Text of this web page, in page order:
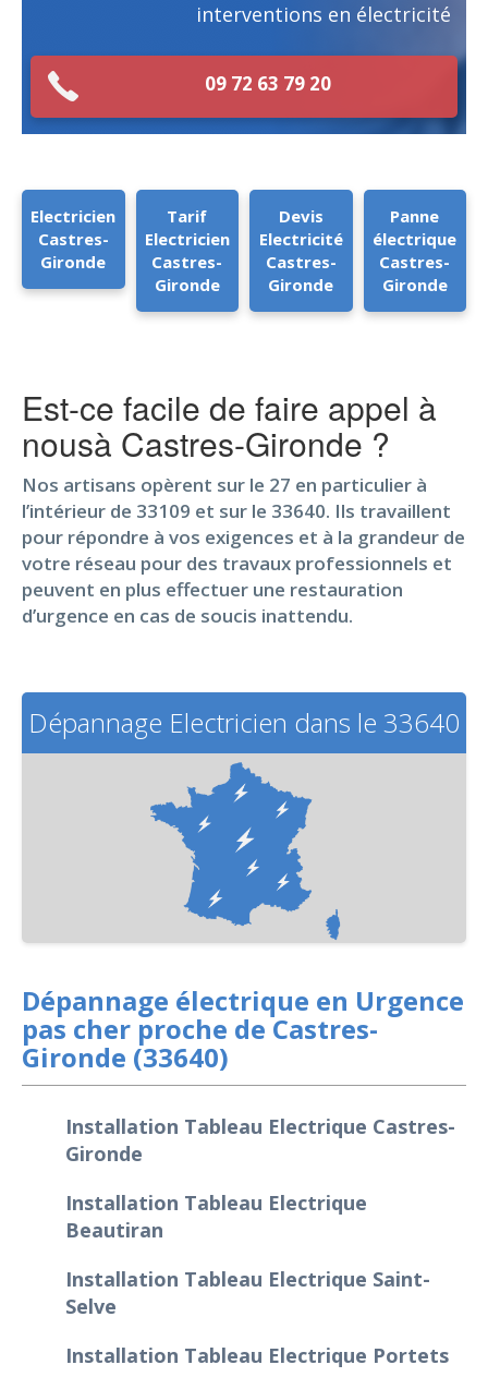
interventions en électricité
09 72 63 79 20
Electricien
Castres-
Gironde
Tarif
Electricien
Castres-
Gironde
Devis
Electricité
Castres-
Gironde
Panne
électrique
Castres-
Gironde
Est-ce facile de faire appel à
nousà Castres-Gironde ?
Nos artisans opèrent sur le 27 en particulier à
l’intérieur de 33109 et sur le 33640. Ils travaillent
pour répondre à vos exigences et à la grandeur de
votre réseau pour des travaux professionnels et
peuvent en plus effectuer une restauration
d’urgence en cas de soucis inattendu.
Dépannage Electricien dans le 33640
Dépannage électrique en Urgence
pas cher proche de Castres-
Gironde (33640)
Installation Tableau Electrique Castres-
Gironde
Installation Tableau Electrique
Beautiran
Installation Tableau Electrique Saint-
Selve
Installation Tableau Electrique Portets